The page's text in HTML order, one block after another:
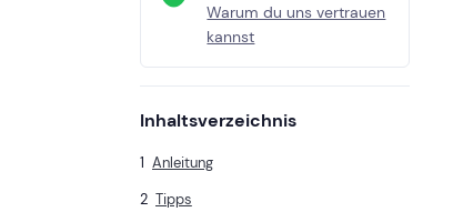
Warum du uns vertrauen
kannst
Inhaltsverzeichnis
Anleitung
Tipps